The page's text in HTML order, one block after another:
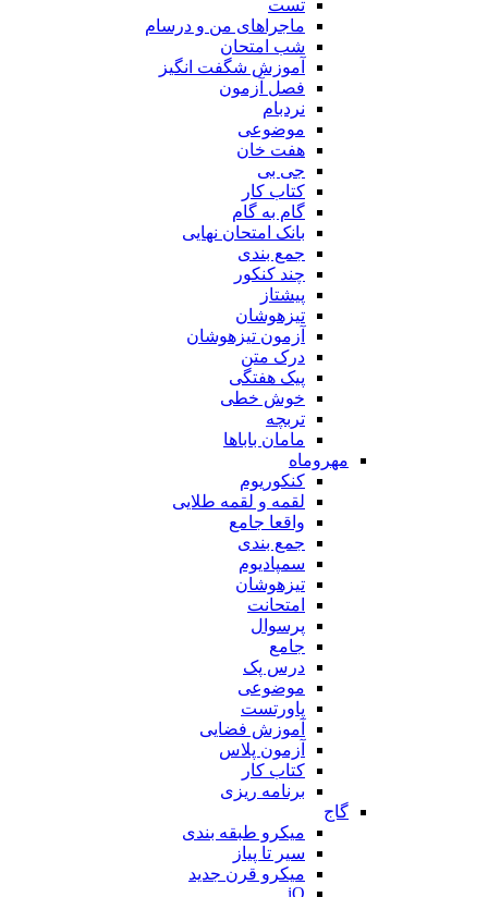
تست
ماجراهای من و درسام
شب امتحان
آموزش شگفت انگیز
فصل آزمون
نردبام
موضوعی
هفت خان
جی بی
کتاب کار
گام به گام
بانک امتحان نهایی
جمع بندی
چند کنکور
پیشتاز
تیزهوشان
آزمون تیزهوشان
درک متن
پیک هفتگی
خوش خطی
تربچه
مامان باباها
مهروماه
کنکوریوم
لقمه و لقمه طلایی
واقعا جامع
جمع بندی
سمپادیوم
تیزهوشان
امتحانت
پرسوال
جامع
درس پک
موضوعی
پاورتست
آموزش فضایی
آزمون پلاس
کتاب کار
برنامه ریزی
گاج
میکرو طبقه بندی
سیر تا پیاز
میکرو قرن جدید
iQ